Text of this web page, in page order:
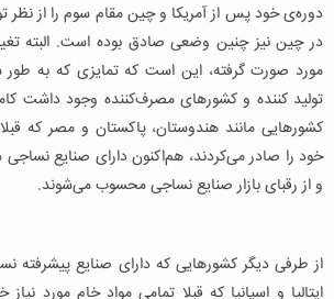
دوره‌ی خود پس از آمریکا و چین مقام سوم را از نظر
در چین نیز چنین وضعی صادق بوده است. البته
مورد صورت گرفته، این است که تمایزی که به
تولید کننده و کشورهای مصرف‌کننده وجود داشت
کشورهایی مانند هندوستان، پاکستان و مصر که
خود را صادر می‌کردند، هم‌اکنون دارای صنایع
و از رقبای بازار صنایع نساجی محسوب می‌شوند.
از طرفی دیگر کشورهایی که دارای صنایع پیشرفته
ایتالیا و اسپانیا که قبلا تمامی مواد خام مورد نیاز